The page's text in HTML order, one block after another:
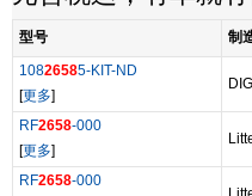
型号 制
10826585-KIT-ND
[更多]
RF2658-000
[更多]
RF2658-000